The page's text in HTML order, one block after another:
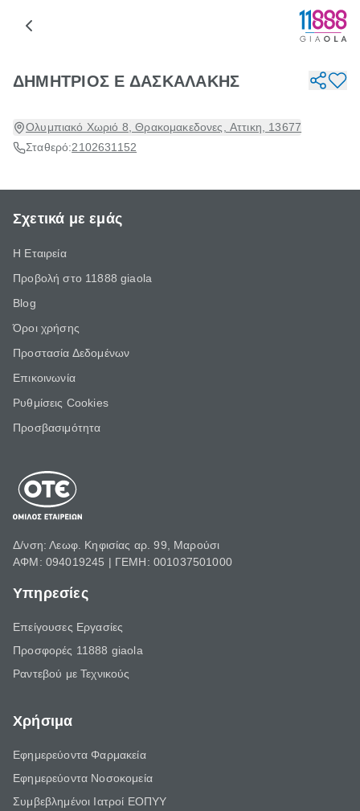
ΔΗΜΗΤΡΙΟΣ Ε ΔΑΣΚΑΛΑΚΗΣ
Ολυμπιακό Χωριό 8, Θρακομακεδονες, Αττικη, 13677
Σταθερό:2102631152
Σχετικά με εμάς
Η Εταιρεία
Προβολή στο 11888 giaola
Blog
Όροι χρήσης
Προστασία Δεδομένων
Επικοινωνία
Ρυθμίσεις Cookies
Προσβασιμότητα
Δ/νση: Λεωφ. Κηφισίας αρ. 99, Μαρούσι
ΑΦΜ: 094019245 | ΓΕΜΗ: 001037501000
Υπηρεσίες
Επείγουσες Εργασίες
Προσφορές 11888 giaola
Ραντεβού με Τεχνικούς
Χρήσιμα
Εφημερεύοντα Φαρμακεία
Εφημερεύοντα Νοσοκομεία
Συμβεβλημένοι Ιατροί ΕΟΠΥΥ